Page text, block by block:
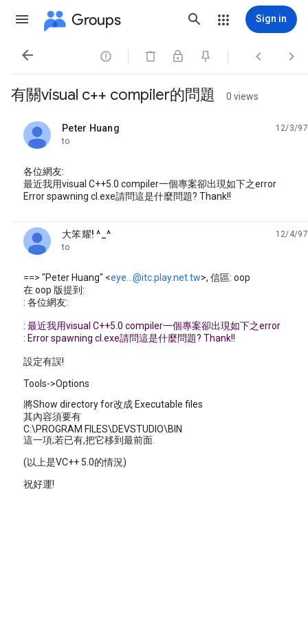
Groups Sign in
   
有關visual c++ compiler的問題 0 views
Peter Huang
unread,
12/3/97
to
各位網友:
最近我用visual C++5.0 compiler一個專案卻出現如下之error
Error spawning cl.exe請問這是什麼問題? Thank!!
大笨耀! ^_^
unread,
12/4/97
to
==> "Peter Huang" <eye...@itc.play.net.tw>, 信區: oop
在 oop 版提到:
: 各位網友:
: 最近我用visual C++5.0 compiler一個專案卻出現如下之error
: Error spawning cl.exe請問這是什麼問題? Thank!!
設定有誤!
Tools->Options
將Show directory for改成 Executable files
其內容須要有
C:\PROGRAM FILES\DEVSTUDIO\BIN
這一項;若已有,把它移到最前面.
(以上是VC++ 5.0的情況)
祝好運!